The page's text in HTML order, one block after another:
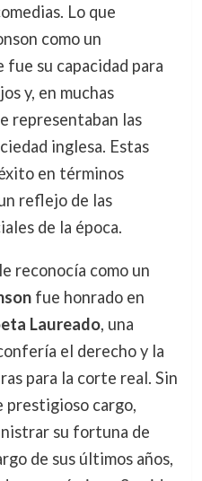
Lo que
como un
su capacidad para
y, en muchas
representaban las
inglesa. Estas
en términos
reflejo de las
de la época.
reconocía como un
fue honrado en
Laureado, una
el derecho y la
para la corte real. Sin
prestigioso cargo,
su fortuna de
de sus últimos años,